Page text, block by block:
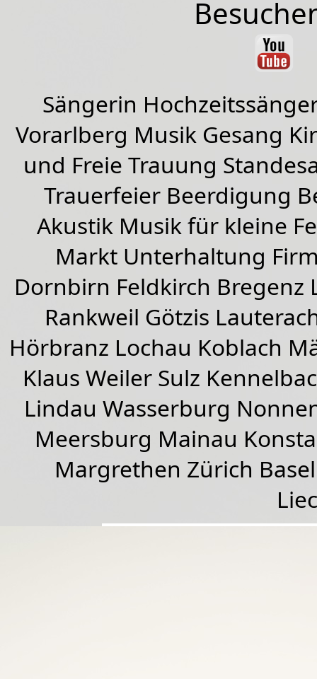
Sängerin
Vorarlberg Musik Gesang
und Freie Trauung
Trauerfeier Beerdigung
Akustik Musik für kleine
Markt Unterhaltung
Dornbirn Feldkirch Bregenz
Rankweil Götzis
Hörbranz Lochau Koblach
Klaus Weiler Sulz
Lindau Wasserburg
Meersburg Mainau
Margrethen Zürich